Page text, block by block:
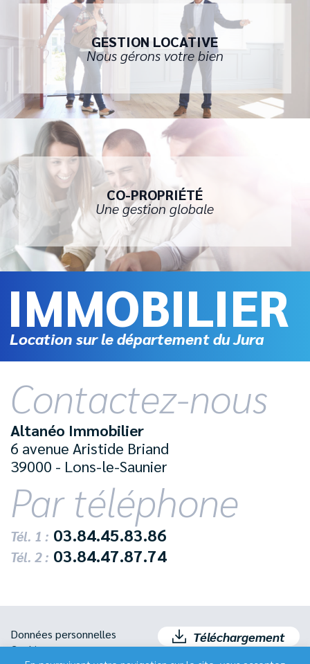
GESTION LOCATIVE
Nous gérons votre bien
CO-PROPRIÉTÉ
Une gestion globale
IMMOBILIER
Location sur le département du Jura
Contactez-nous
Altanéo Immobilier
6 avenue Aristide Briand
39000 - Lons-le-Saunier
Par téléphone
Tél. 1 : 03.84.45.83.86
Tél. 2 : 03.84.47.87.74
Données personnelles
Cookies
Téléchargement